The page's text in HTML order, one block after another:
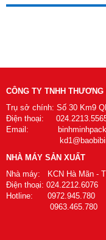
CÔNG TY TNHH
Trụ sở chính: Số 30 Km9
Điện thoại:
Email:
NHÀ MÁY SẢN XUẤT
Nhà máy: KCN Hà Mãn -
Điện thoại: 024.2212.6076
Hotline: 0972.945.780
0963.465.780